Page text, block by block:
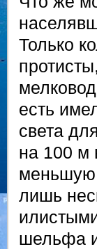
Только
есть
света
на 100 м
меньшую
лишь
шельфа